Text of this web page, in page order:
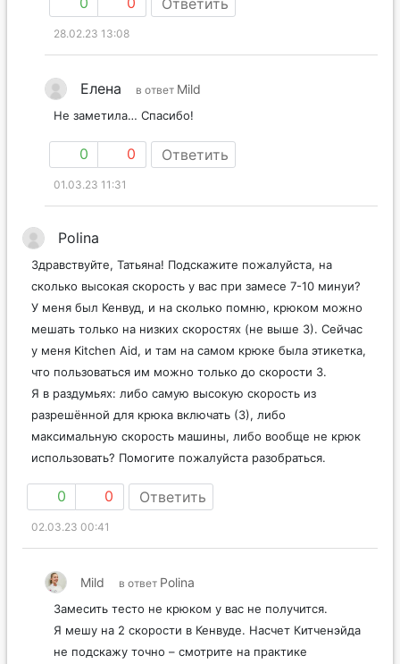
28.02.23 13:08
Елена в ответ Mild
Не заметила… Спасибо!
0 0 Ответить
01.03.23 11:31
Polina
Здравствуйте, Татьяна! Подскажите пожалуйста, на
сколько высокая скорость у вас при замесе 7-10 минуи?
У меня был Кенвуд, и на сколько помню, крюком можно
мешать только на низких скоростях (не выше 3). Сейчас
у меня Kitchen Aid, и там на самом крюке была этикетка,
что пользоваться им можно только до скорости 3.
Я в раздумьях: либо самую высокую скорость из
разрешённой для крюка включать (3), либо
максимальную скорость машины, либо вообще не крюк
использовать? Помогите пожалуйста разобраться.
0 0 Ответить
02.03.23 00:41
Mild в ответ Polina
Замесить тесто не крюком у вас не получится.
Я мешу на 2 скорости в Кенвуде. Насчет Китченэйда
не подскажу точно – смотрите на практике